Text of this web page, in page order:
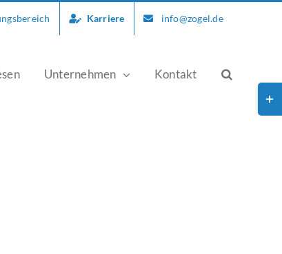
Karriere info@zogel.de
Unternehmen Kontakt